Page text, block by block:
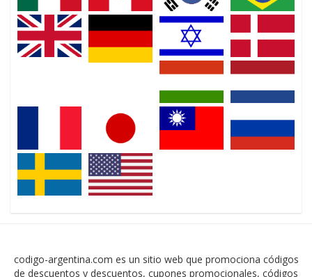
codigo-argentina.com es un sitio web que promociona códigos
de descuentos y descuentos, cupones promocionales, códigos